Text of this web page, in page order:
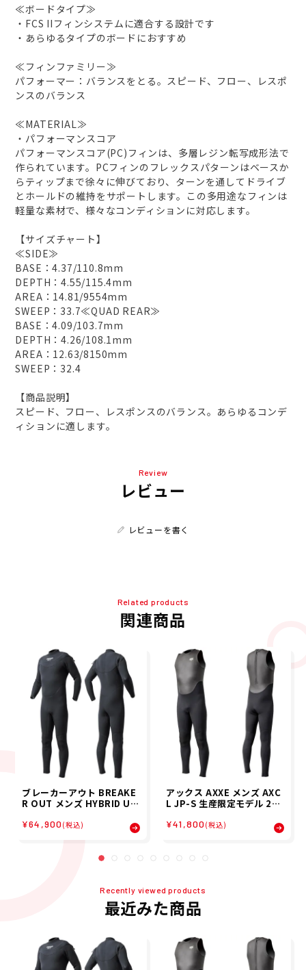
≪ボードタイプ≫
・FCS IIフィンシステムに適合する設計です
・あらゆるタイプのボードにおすすめ
≪フィンファミリー≫
パフォーマー：バランスをとる。スピード、フロー、レスポ
ンスのバランス
≪MATERIAL≫
・パフォーマンスコア
パフォーマンスコア(PC)フィンは、多層レジン転写成形法で
作られています。PCフィンのフレックスパターンはベースか
らティップまで徐々に伸びており、ターンを通してドライブ
とホールドの維持をサポートします。この多用途なフィンは
軽量な素材で、様々なコンディションに対応します。
【サイズチャート】
≪SIDE≫
BASE：4.37/110.8mm
DEPTH：4.55/115.4mm
AREA：14.81/9554mm
SWEEP：33.7≪QUAD REAR≫
BASE：4.09/103.7mm
DEPTH：4.26/108.1mm
AREA：12.63/8150mm
SWEEP：32.4
【商品説明】
スピード、フロー、レスポンスのバランス。あらゆるコンデ
ィションに適します。
Review
レビュー
レビューを書く
Related products
関連商品
ブレーカーアウト BREAKE
R OUT メンズ HYBRID U-
フルスーツ サーフィン ウエ
ットスーツ 2121-2126 26
¥64,900 (税込)
アックス AXXE メンズ AXC
L JP-S 生産限定モデル 2m
ウエットスーツ 2021-26M
¥41,800 (税込)
Recently viewed products
最近みた商品